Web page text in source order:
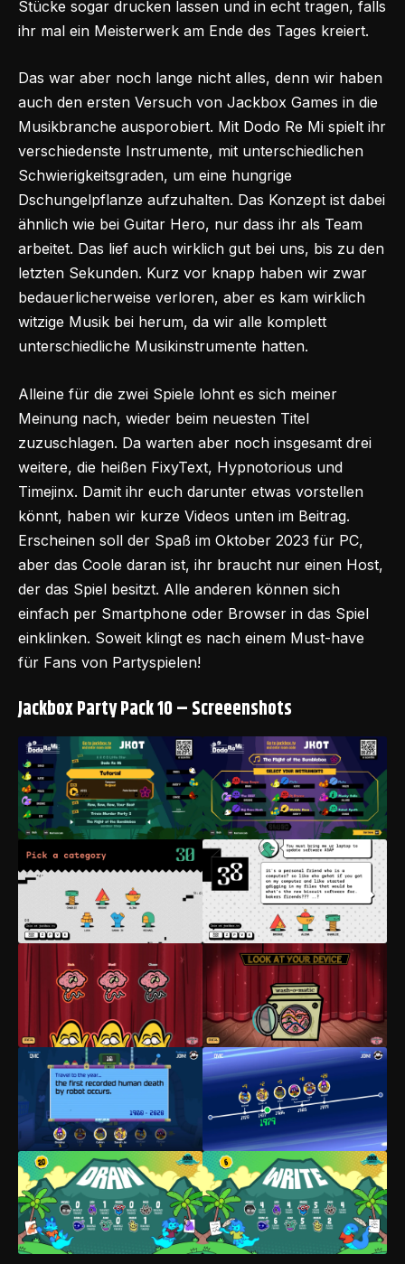
Stücke sogar drucken lassen und in echt tragen, falls
ihr mal ein Meisterwerk am Ende des Tages kreiert.
Das war aber noch lange nicht alles, denn wir haben
auch den ersten Versuch von Jackbox Games in die
Musikbranche ausporobiert. Mit Dodo Re Mi spielt ihr
verschiedenste Instrumente, mit unterschiedlichen
Schwierigkeitsgraden, um eine hungrige
Dschungelpflanze aufzuhalten. Das Konzept ist dabei
ähnlich wie bei Guitar Hero, nur dass ihr als Team
arbeitet. Das lief auch wirklich gut bei uns, bis zu den
letzten Sekunden. Kurz vor knapp haben wir zwar
bedauerlicherweise verloren, aber es kam wirklich
witzige Musik bei herum, da wir alle komplett
unterschiedliche Musikinstrumente hatten.
Alleine für die zwei Spiele lohnt es sich meiner
Meinung nach, wieder beim neuesten Titel
zuzuschlagen. Da warten aber noch insgesamt drei
weitere, die heißen FixyText, Hypnotorious und
Timejinx. Damit ihr euch darunter etwas vorstellen
könnt, haben wir kurze Videos unten im Beitrag.
Erscheinen soll der Spaß im Oktober 2023 für PC,
aber das Coole daran ist, ihr braucht nur einen Host,
der das Spiel besitzt. Alle anderen können sich
einfach per Smartphone oder Browser in das Spiel
einklinken. Soweit klingt es nach einem Must-have
für Fans von Partyspielen!
Jackbox Party Pack 10 – Screeenshots